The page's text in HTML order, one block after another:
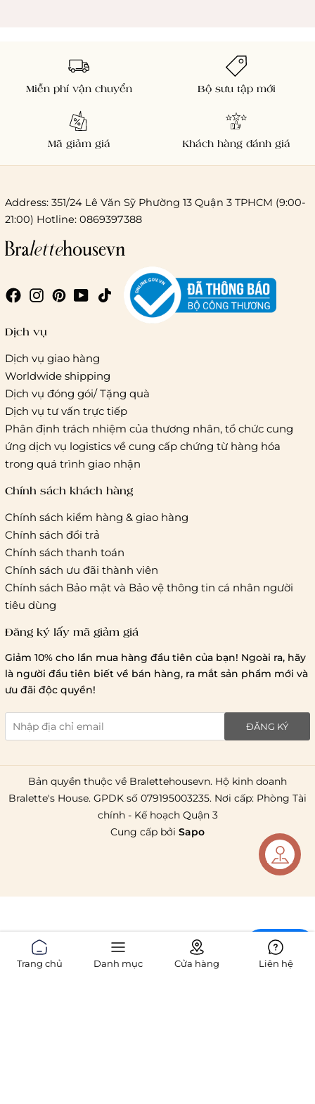
Chi phí giao hàng
Giao hàng trong ngày (hoả tốc)
Giao hàng tiêu chuẩn:
Hồ Chí Minh:
Áp dụng theo bảng giá cước của ĐVVC
Vietelpost/ Giaohangtietkiem và 1 số đối tác vận chuyển
Hà Nội và các tỉnh thành khác:
Áp dụng theo bảng giá
cước của ĐVVC Vietelpost/ Giaohangtietkiem... và 1 số đối
tác vận chuyển khác
Thời gian giao hàng
Hồ Chí Minh:
Hà Nội và các tỉnh thành khá
Lưu ý chung về chính sách vận chuyển
1 triệu đồng
giao hàng trong ngày
giao hàng tiêu chuẩn
miễn phí ship
toàn quốc.
Miễn phí vận chuyển Bộ sưu tập mới
Mã giảm giá Khách hàng đánh giá
Address: 351/24 Lê Văn Sỹ Phường 13 Quận 3 TPHCM (9:00-
21:00) Hotline: 0869397388
Dịch vụ
Dịch vụ giao hàng
Worldwide shipping
Dịch vụ đóng gói/ Tặng quà
Dịch vụ tư vấn trực tiếp
Phân định trách nhiệm của thương nhân, tổ chức cung
ứng dịch vụ logistics về cung cấp chứng từ hàng hóa
trong quá trình giao nhận
Chính sách khách hàng
Chính sách kiểm hàng & giao hàng
Chính sách đổi trả
Chính sách thanh toán
Chính sách ưu đãi thành viên
Chính sách Bảo mật và Bảo vệ thông tin cá nhân người
tiêu dùng
Đăng ký lấy mã giảm giá
Giảm 10% cho lần mua hàng đầu tiên của bạn! Ngoài ra, hãy
là người đầu tiên biết về bán hàng, ra mắt sản phẩm mới và
ưu đãi độc quyền!
ĐĂNG KÝ
Bản quyền thuộc về Bralettehousevn. Hộ kinh doanh
Bralette's House. GPDK số 079195003235. Nơi cấp: Phòng Tài
chính - Kế hoạch Quận 3
Cung cấp bởi Sapo
Trang chủ Danh mục Cửa hàng Liên hệ
Liên hệ
Chat